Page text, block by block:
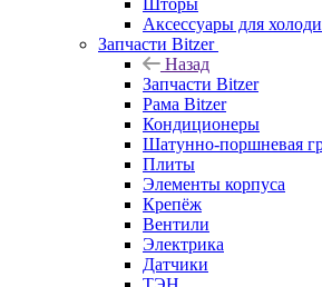
Шторы
Аксессуары для
Запчасти Bitzer
Назад
Запчасти Bitzer
Рама Bitzer
Кондиционеры
Шатунно-поршневая
Плиты
Элементы корпуса
Крепёж
Вентили
Электрика
Датчики